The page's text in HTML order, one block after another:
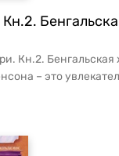
Кн.2.
– это